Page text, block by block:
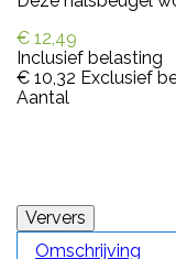
€ 12,49
Inclusief belasting
€ 10,32 Exclusief
Aantal
Omschrijving